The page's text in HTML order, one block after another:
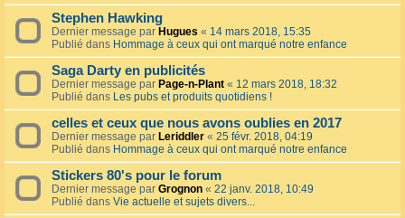
Stephen Hawking
Dernier message par Hugues « 14 mars 2018, 15:35
Publié dans Hommage à ceux qui ont marqué notre enfance
Saga Darty en publicités
Dernier message par Page-n-Plant « 12 mars 2018, 18:32
Publié dans Les pubs et produits quotidiens !
celles et ceux que nous avons oublies en 2017
Dernier message par Leriddler « 25 févr. 2018, 04:19
Publié dans Hommage à ceux qui ont marqué notre enfance
Stickers 80's pour le forum
Dernier message par Grognon « 22 janv. 2018, 10:49
Publié dans Vie actuelle et sujets divers...